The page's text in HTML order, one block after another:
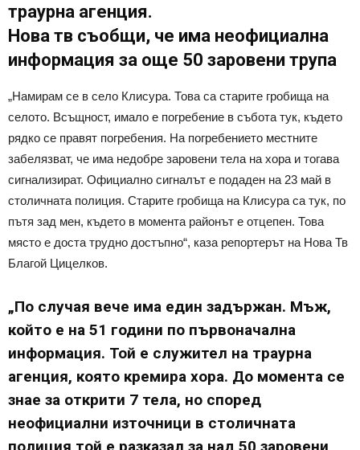
траурна агенция.
Нова тв съобщи, че има неофициална
информация за още 50 заровени трупа
„Намирам се в село Клисура. Това са старите гробища на
селото. Всъщност, имало е погребение в събота тук, където
рядко се правят погребения. На погребението местните
забелязват, че има недобре заровени тела на хора и тогава
сигнализират. Официално сигналът е подаден на 23 май в
столичната полиция. Старите гробища на Клисура са тук, по
пътя зад мен, където в момента районът е отцепен. Това
място е доста трудно достъпно“, каза репортерът на Нова Тв
Благой Цицелков.
„По случая вече има един задържан. Мъж,
който е на 51 години по първоначална
информация. Той е служител на траурна
агенция, която кремира хора. До момента се
знае за открити 7 тела, но според
неофициални източници в столичната
полиция той е разказал за над 50 заровени